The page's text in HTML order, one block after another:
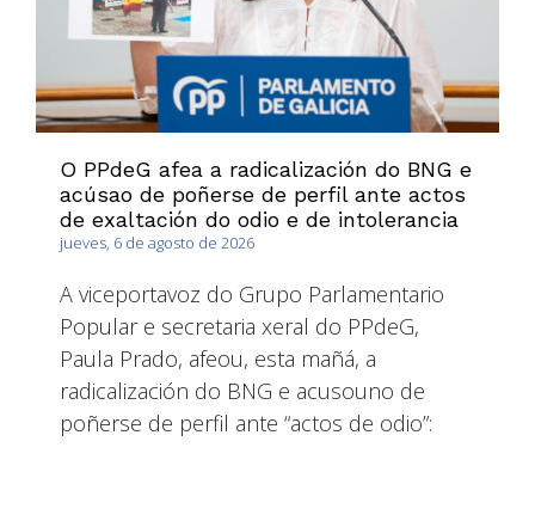
O PPdeG afea a radicalización do BNG e
acúsao de poñerse de perfil ante actos
de exaltación do odio e de intolerancia
jueves, 6 de agosto de 2026
A viceportavoz do Grupo Parlamentario
Popular e secretaria xeral do PPdeG,
Paula Prado, afeou, esta mañá, a
radicalización do BNG e acusouno de
poñerse de perfil ante “actos de odio”: